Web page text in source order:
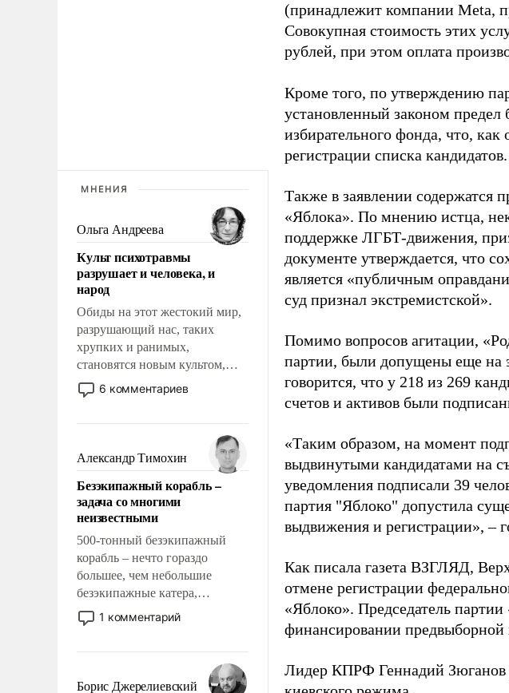
МНЕНИЯ
Ольга Андреева
Культ психотравмы
разрушает и человека, и
народ
Обиды на этот жестокий мир,
разрушающий нас, таких
хрупких и ранимых,
становятся новым культом,
постепенно вытесняя и
отменяя традиционное
мужественным и твердым под
ударами судьбы, брать на себя
ответственность, помогать
слабым, идти вперед и
адаптироваться.
6 комментариев
Александр Тимохин
Безэкипажный корабль –
задача со многими
неизвестными
500-тонный безэкипажный
корабль – нечто гораздо
большее, чем небольшие
безэкипажные катера,
применение которых уже
стало обыденностью. Задача по
сложна и амбициозна. Однако
и ее реализация радикально
1 комментарий
Борис Джерелиевский
(принадлежит компании Meta,
Совокупная стоимость этих
рублей, при этом оплата
Кроме того, по утверждению
установленный законом предел
избирательного фонда, что, как
регистрации списка кандидатов.
Также в заявлении содержатся
«Яблока». По мнению истца,
поддержке ЛГБТ-движения,
документе утверждается, что
является «публичным
суд признал экстремистской».
Помимо вопросов агитации,
партии, были допущены еще на
говорится, что у 218 из 269
счетов и активов были
«Таким образом, на момент
выдвинутыми кандидатами на
уведомления подписали 39
партия "Яблоко" допустила
выдвижения и регистрации», –
Как писала газета ВЗГЛЯД,
отмене регистрации
«Яблоко». Председатель
финансировании
Лидер КПРФ Геннадий Зюганов